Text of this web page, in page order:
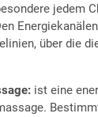
jedem
über die
ist eine